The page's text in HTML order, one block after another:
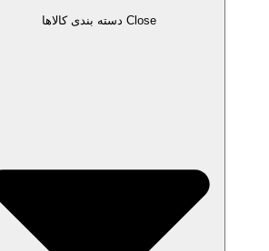
Close دسته بندی کالاها